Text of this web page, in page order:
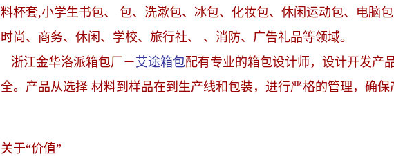
料杯套,小学生书包、 包、洗漱包、冰包、化妆包、休闲运动包、电脑
时尚、商务、休闲、学校、旅行社、 、消防、广告礼品等领域。
浙江金华洛派箱包厂－艾途箱包配有专业的箱包设计师，设计开发产
全。产品从选择 材料到样品在到生产线和包装，进行严格的管理，确保
关于“价值”